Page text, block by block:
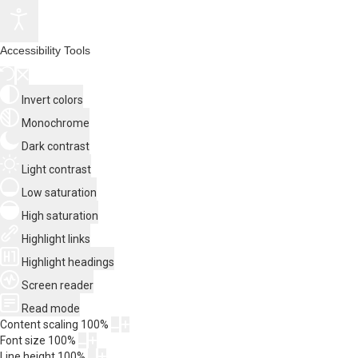
Accessibility Tools
Invert colors
Monochrome
Dark contrast
Light contrast
Low saturation
High saturation
Highlight links
Highlight headings
Screen reader
Read mode
Content scaling 100%
Font size 100%